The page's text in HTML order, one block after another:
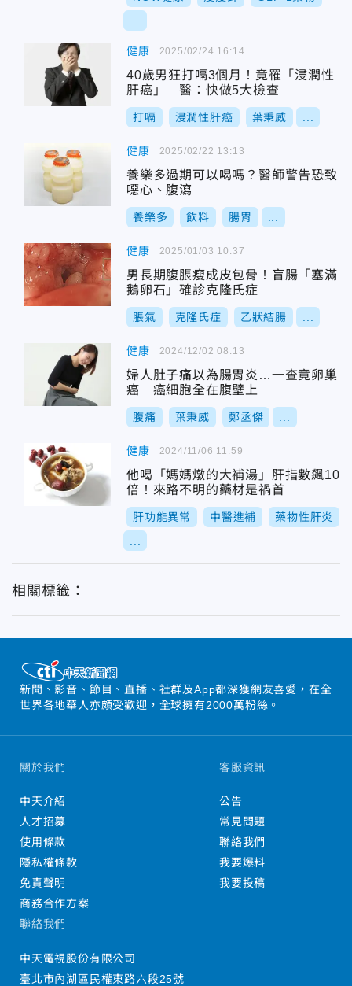
健康
40歲男狂打嗝3個月！竟罹「浸潤性
肝癌」 醫：快做5大檢查
打嗝 浸潤性肝癌 葉秉威
2025/02/24 16:14
健康
養樂多過期可以喝嗎？醫師警告恐致
噁心、腹瀉
養樂多 飲料 腸胃
2025/02/22 13:13
健康
男長期腹脹瘦成皮包骨！盲腸「塞滿
鵝卵石」確診克隆氏症
脹氣 克隆氏症 乙狀結腸
2025/01/03 10:37
健康
婦人肚子痛以為腸胃炎…一查竟卵巢
癌 癌細胞全在腹壁上
腹痛 葉秉威 鄭丞傑
2024/12/02 08:13
健康
他喝「媽媽燉的大補湯」肝指數飆10
倍！來路不明的藥材是禍首
肝功能異常 中醫進補 藥物性肝炎
2024/11/06 11:59
相關標籤：
新聞、影音、節目、直播、社群及App都深獲網友喜愛，在全
世界各地華人亦頗受歡迎，全球擁有2000萬粉絲。
關於我們
中天介紹
人才招募
使用條款
隱私權條款
免責聲明
商務合作方案
客服資訊
公告
常見問題
聯絡我們
我要爆料
我要投稿
聯絡我們
中天電視股份有限公司
臺北市內湖區民權東路六段25號